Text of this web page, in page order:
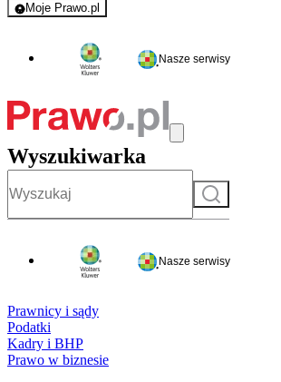
Moje Prawo.pl
- rejestracja i logowanie do serwisu
Nasze serwisy
Wyszukiwarka
Szukaj
Nasze serwisy
Prawnicy i sądy
Podatki
Kadry i BHP
Prawo w biznesie